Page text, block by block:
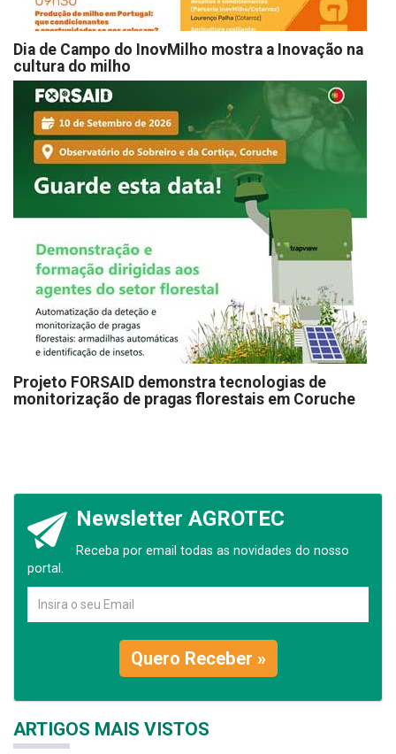
Dia de Campo do InovMilho mostra a Inovação na
cultura do milho
Projeto FORSAID demonstra tecnologias de
monitorização de pragas florestais em Coruche
Newsletter AGROTEC
Receba por email todas as novidades do nosso
portal.
Quero Receber »
ARTIGOS MAIS VISTOS